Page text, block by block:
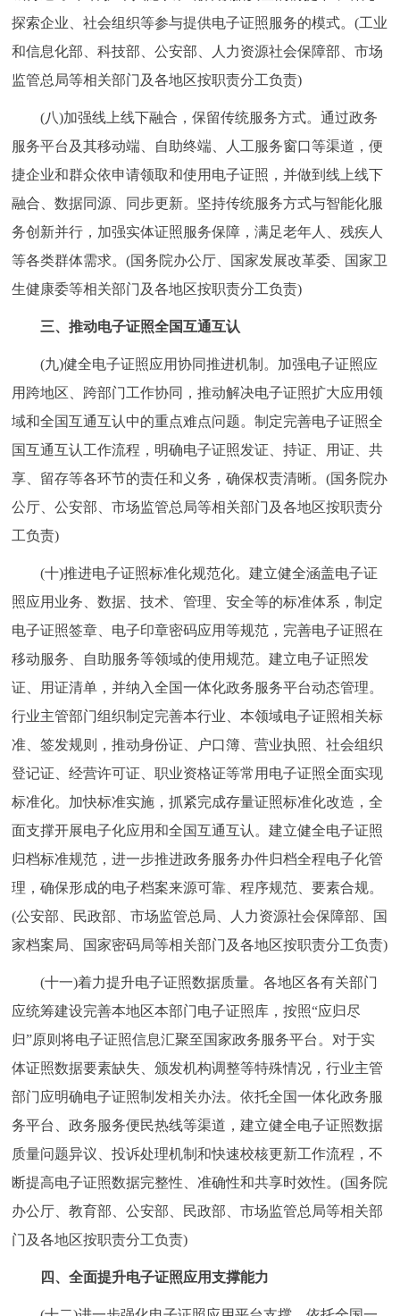
探索企业、社会组织等参与提供电子证照服务的模式。(工业
和信息化部、科技部、公安部、人力资源社会保障部、市场
监管总局等相关部门及各地区按职责分工负责)
(八)加强线上线下融合，保留传统服务方式。通过政务
服务平台及其移动端、自助终端、人工服务窗口等渠道，便
捷企业和群众依申请领取和使用电子证照，并做到线上线下
融合、数据同源、同步更新。坚持传统服务方式与智能化服
务创新并行，加强实体证照服务保障，满足老年人、残疾人
等各类群体需求。(国务院办公厅、国家发展改革委、国家卫
生健康委等相关部门及各地区按职责分工负责)
三、推动电子证照全国互通互认
(九)健全电子证照应用协同推进机制。加强电子证照应
用跨地区、跨部门工作协同，推动解决电子证照扩大应用领
域和全国互通互认中的重点难点问题。制定完善电子证照全
国互通互认工作流程，明确电子证照发证、持证、用证、共
享、留存等各环节的责任和义务，确保权责清晰。(国务院办
公厅、公安部、市场监管总局等相关部门及各地区按职责分
工负责)
(十)推进电子证照标准化规范化。建立健全涵盖电子证
照应用业务、数据、技术、管理、安全等的标准体系，制定
电子证照签章、电子印章密码应用等规范，完善电子证照在
移动服务、自助服务等领域的使用规范。建立电子证照发
证、用证清单，并纳入全国一体化政务服务平台动态管理。
行业主管部门组织制定完善本行业、本领域电子证照相关标
准、签发规则，推动身份证、户口簿、营业执照、社会组织
登记证、经营许可证、职业资格证等常用电子证照全面实现
标准化。加快标准实施，抓紧完成存量证照标准化改造，全
面支撑开展电子化应用和全国互通互认。建立健全电子证照
归档标准规范，进一步推进政务服务办件归档全程电子化管
理，确保形成的电子档案来源可靠、程序规范、要素合规。
(公安部、民政部、市场监管总局、人力资源社会保障部、国
家档案局、国家密码局等相关部门及各地区按职责分工负责)
(十一)着力提升电子证照数据质量。各地区各有关部门
应统筹建设完善本地区本部门电子证照库，按照“应归尽
归”原则将电子证照信息汇聚至国家政务服务平台。对于实
体证照数据要素缺失、颁发机构调整等特殊情况，行业主管
部门应明确电子证照制发相关办法。依托全国一体化政务服
务平台、政务服务便民热线等渠道，建立健全电子证照数据
质量问题异议、投诉处理机制和快速校核更新工作流程，不
断提高电子证照数据完整性、准确性和共享时效性。(国务院
办公厅、教育部、公安部、民政部、市场监管总局等相关部
门及各地区按职责分工负责)
四、全面提升电子证照应用支撑能力